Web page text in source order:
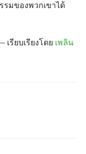
รมของพวกเขาได้
เรียบเรียงโดย เพลิน